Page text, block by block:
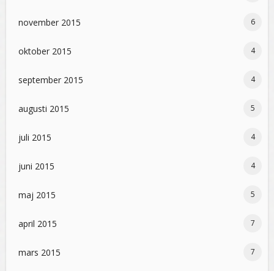
november 2015 6
oktober 2015 4
september 2015 4
augusti 2015 5
juli 2015 4
juni 2015 4
maj 2015 5
april 2015 7
mars 2015 7